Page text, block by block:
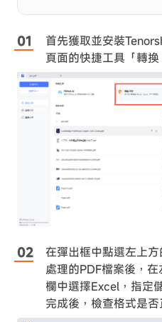
首先獲取並安裝
頁面的快捷工具「轉換
在彈出框中點選左上
處理的PDF檔案後，
欄中選擇Excel，指定
完成後，檢查格式是